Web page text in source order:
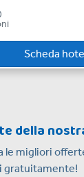
Scheda
della
le migliori
gratuitamente!